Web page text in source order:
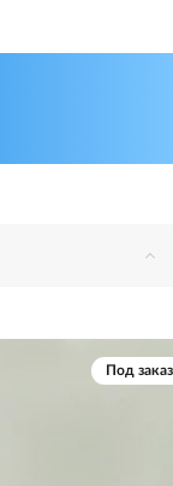
Под заказ